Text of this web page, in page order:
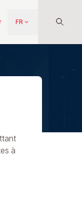
FR keyboard_arrow_down
à